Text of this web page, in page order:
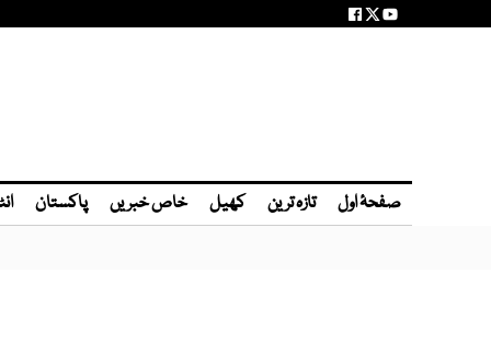
صفحۂ اول تازہ ترین کھیل خاص خبریں پاکستان